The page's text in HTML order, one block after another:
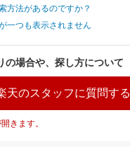
方法があるのですか？
一つも表示されません
の場合や、探し方について
天のスタッフに質問する
きます。